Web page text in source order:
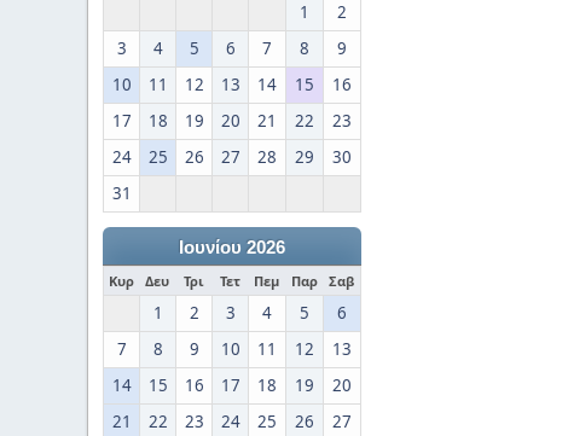
1
2
3
4 5 6 7 8
9
10
11 12 13 14 15
16
17
18 19 20 21 22
23
24
25 26 27 28 29
30
31
Ιουνίου 2026
Κυρ Δευ Τρι Τετ Πεμ Παρ Σαβ
1 2 3 4 5
6
7
8 9 10 11 12
13
14
15 16 17 18 19
20
21
22 23 24 25 26 27